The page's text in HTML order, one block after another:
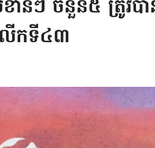
ាន់ៗ ចំនួន៥ ត្រូវប
ើកទី៤៣